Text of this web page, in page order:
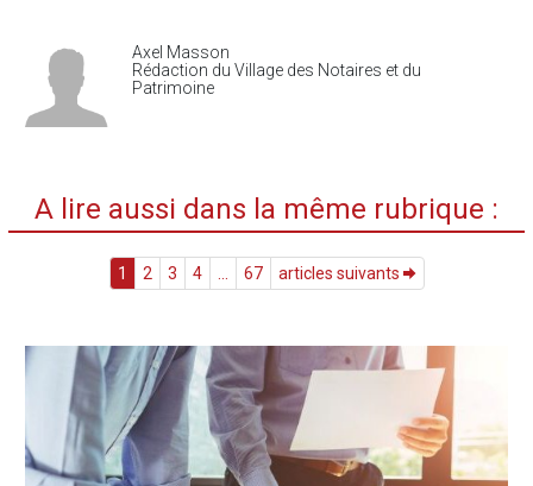
Axel Masson
Rédaction du Village des Notaires et du
Patrimoine
A lire aussi dans la même rubrique :
1 2 3 4 67 articles suivants